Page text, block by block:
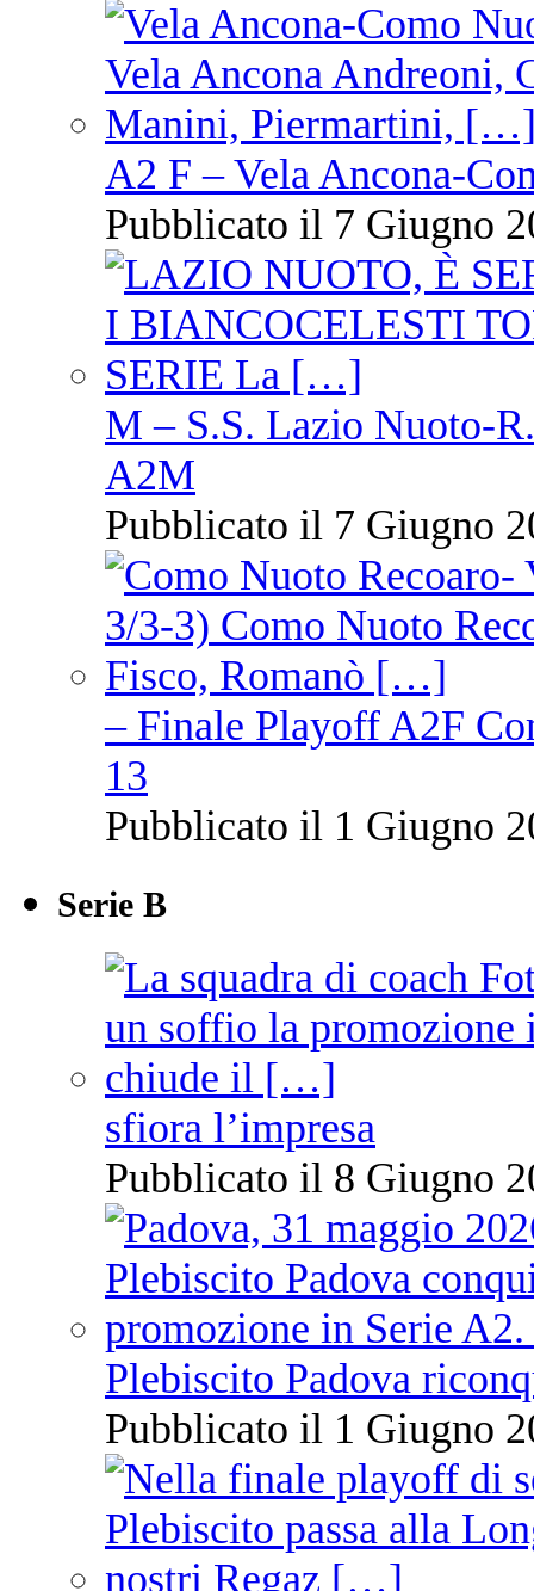
A2 F – Vela Ancona-
Pubblicato il 7 Giugno
M – S.S. Lazio Nuoto-
A2M
Pubblicato il 7 Giugno
– Finale Playoff A2F
13
Pubblicato il 1 Giugno
Serie B
sfiora l’impresa
Pubblicato il 8 Giugno
Plebiscito Padova
Pubblicato il 1 Giugno